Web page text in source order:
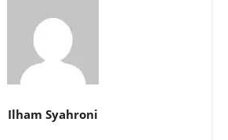
Ilham Syahroni